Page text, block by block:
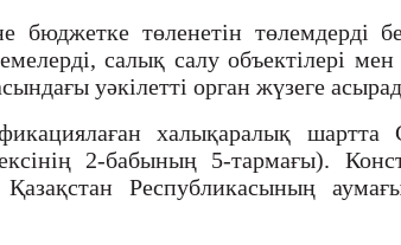
бюджетке төленетін
салық салу объектілері
уәкілетті орган жүзеге
халықаралық шартта
2-бабының 5-тармағы).
Республикасының